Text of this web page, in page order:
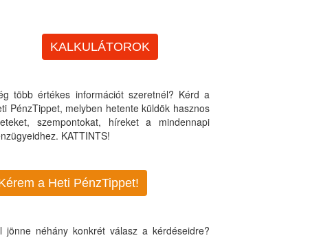
KALKULÁTOROK
több értékes információt szeretnél? Kérd a
PénzTippet, melyben hetente küldök hasznos
szempontokat, híreket a mindennapi
KATTINTS!
a Heti PénzTippet!
jönne néhány konkrét válasz a kérdéseidre?